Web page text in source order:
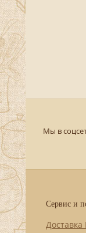
Мы в
Сервис и
Доставка